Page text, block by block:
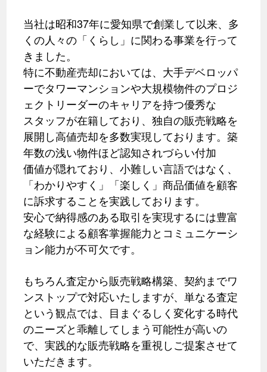
当社は昭和37年に愛知県で創業して以来、多
くの人々の「くらし」に関わる事業を行って
きました。
特に不動産売却においては、大手デベロッパ
ーでタワーマンションや大規模物件のプロジ
ェクトリーダーのキャリアを持つ優秀な
スタッフが在籍しており、独自の販売戦略を
展開し高値売却を多数実現しております。築
年数の浅い物件ほど認知されづらい付加
価値が隠れており、小難しい言語ではなく、
「わかりやすく」「楽しく」商品価値を顧客
に訴求することを実践しております。
安心で納得感のある取引を実現するには豊富
な経験による顧客掌握能力とコミュニケーシ
ョン能力が不可欠です。
もちろん査定から販売戦略構築、契約までワ
ンストップで対応いたしますが、単なる査定
という観点では、目まぐるしく変化する時代
のニーズと乖離してしまう可能性が高いの
で、実践的な販売戦略を重視しご提案させて
いただきます。